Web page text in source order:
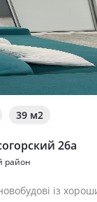
39 м2
26а
район
із